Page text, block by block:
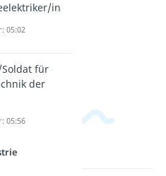
in
05:02
für
der
05:56